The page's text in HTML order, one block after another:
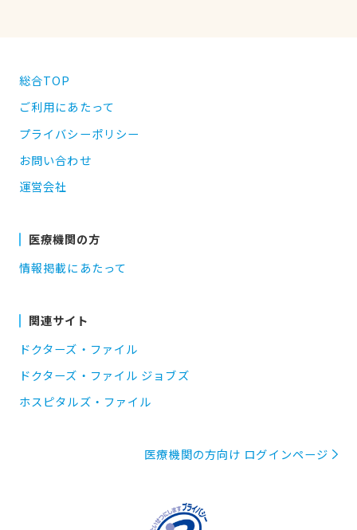
総合TOP
ご利用にあたって
プライバシーポリシー
お問い合わせ
運営会社
医療機関の方
情報掲載にあたって
関連サイト
ドクターズ・ファイル
ドクターズ・ファイル ジョブズ
ホスピタルズ・ファイル
医療機関の方向け ログインページ